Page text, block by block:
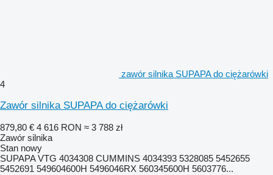
zawór silnika SUPAPA do ciężarówki
4
Zawór silnika SUPAPA do ciężarówki
879,80 € 4 616 RON ≈ 3 788 zł
Zawór silnika
Stan nowy
SUPAPA VTG 4034308 CUMMINS 4034393 5328085 5452655
5452691 549604600H 5496046RX 560345600H 5603776...